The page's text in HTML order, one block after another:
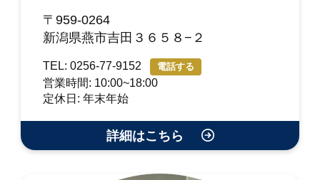
〒959-0264
新潟県燕市吉田３６５８−２
TEL: 0256-77-9152 電話する
営業時間: 10:00~18:00
定休日: 年末年始
詳細はこちら